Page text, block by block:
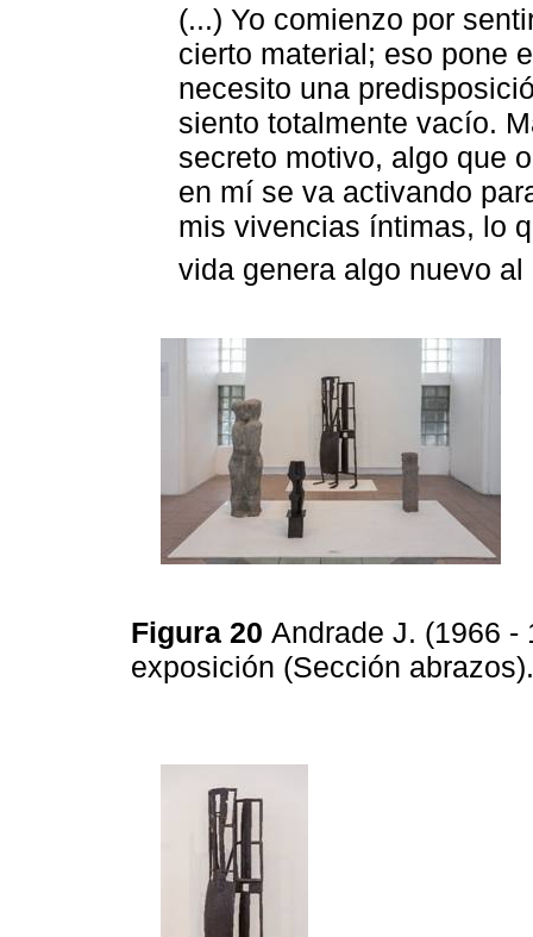
(...) Yo comienzo por
cierto material; eso pone
necesito una
siento totalmente vacío.
secreto motivo, algo que
en mí se va activando
mis vivencias íntimas, lo
vida genera algo nuevo
Figura 20 Andrade J. (1966 -
exposición (Sección